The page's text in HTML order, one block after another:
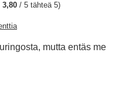
3,80 / 5 tähteä 5)
mutta entäs me